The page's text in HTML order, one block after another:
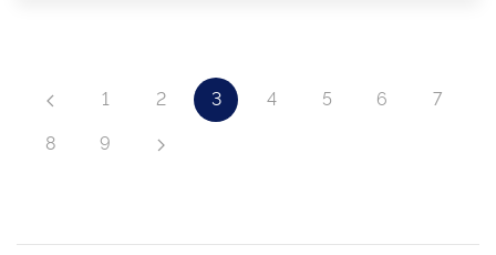
1 2 3 4 5 6 7
8 9